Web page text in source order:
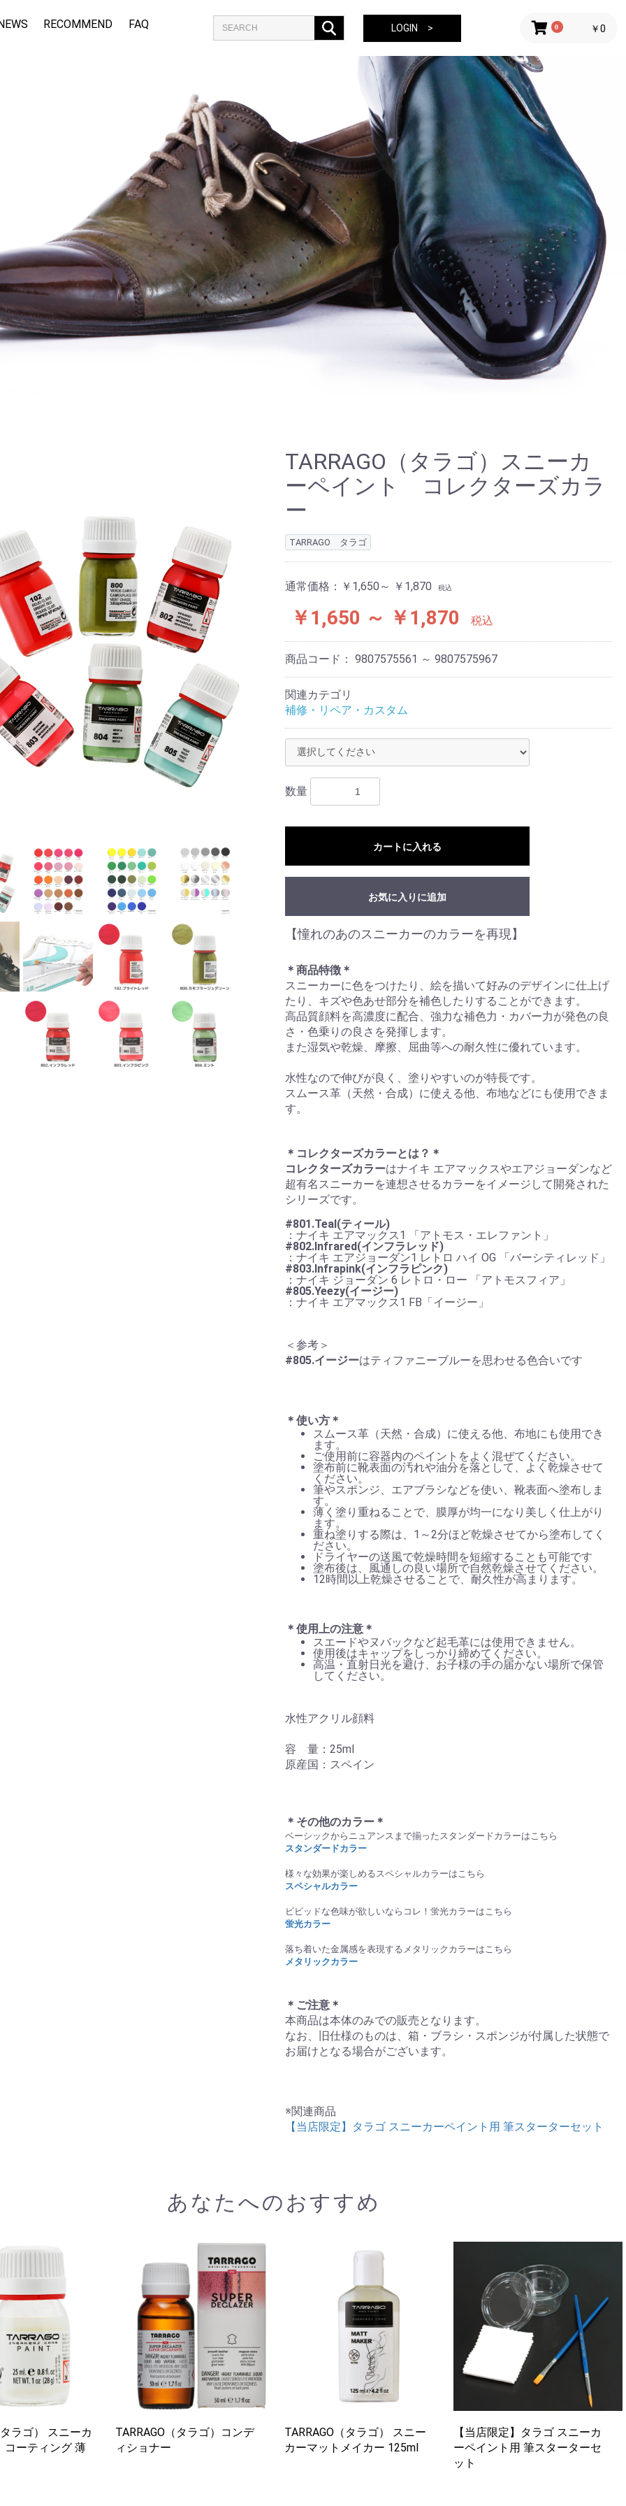
RECOMMEND FAQ LOGIN > 0 ￥0
TARRAGO（タラゴ）スニーカ
ーペイント コレクターズカラ
ー
TARRAGO タラゴ
通常価格： ￥1,650～ ￥1,870 税込
￥1,650 ～ ￥1,870 税込
商品コード： 9807575561 ～ 9807575967
関連カテゴリ
補修・リペア・カスタム
数量
カートに入れる
お気に入りに追加
【憧れのあのスニーカーのカラーを再現】
＊商品特徴＊
スニーカーに色をつけたり、絵を描いて好みのデザインに仕上げ
たり、キズや色あせ部分を補色したりすることができます。
高品質顔料を高濃度に配合、強力な補色力・カバー力が発色の良
さ・色乗りの良さを発揮します。
また湿気や乾燥、摩擦、屈曲等への耐久性に優れています。
水性なので伸びが良く、塗りやすいのが特長です。
スムース革（天然・合成）に使える他、布地などにも使用できま
す。
＊コレクターズカラーとは？＊
コレクターズカラーはナイキ エアマックスやエアジョーダンなど
超有名スニーカーを連想させるカラーをイメージして開発された
シリーズです。
#801.Teal(ティール)
：ナイキ エアマックス1 「アトモス・エレファント」
#802.Infrared(インフラレッド)
：ナイキ エアジョーダン1 レトロ ハイ OG 「バーシティレッド」
#803.Infrapink(インフラピンク)
：ナイキ ジョーダン 6 レトロ・ロー 「アトモスフィア」
#805.Yeezy(イージー)
：ナイキ エアマックス1 FB「イージー」
＜参考＞
#805.イージーはティファニーブルーを思わせる色合いです
＊使い方＊
スムース革（天然・合成）に使える他、布地にも使用でき
ます。
ご使用前に容器内のペイントをよく混ぜてください。
塗布前に靴表面の汚れや油分を落として、よく乾燥させて
ください。
筆やスポンジ、エアブラシなどを使い、靴表面へ塗布しま
す。
薄く塗り重ねることで、膜厚が均一になり美しく仕上がり
ます。
重ね塗りする際は、1～2分ほど乾燥させてから塗布してく
ださい。
ドライヤーの送風で乾燥時間を短縮することも可能です
塗布後は、風通しの良い場所で自然乾燥させてください。
12時間以上乾燥させることで、耐久性が高まります。
＊使用上の注意＊
スエードやヌバックなど起毛革には使用できません。
使用後はキャップをしっかり締めてください。
高温・直射日光を避け、お子様の手の届かない場所で保管
してください。
水性アクリル顔料
容 量：25ml
原産国：スペイン
＊その他のカラー＊
ベーシックからニュアンスまで揃ったスタンダードカラーはこちら
スタンダードカラー
様々な効果が楽しめるスペシャルカラーはこちら
スペシャルカラー
ビビッドな色味が欲しいならコレ！蛍光カラーはこちら
蛍光カラー
落ち着いた金属感を表現するメタリックカラーはこちら
メタリックカラー
＊ご注意＊
本商品は本体のみでの販売となります。
なお、旧仕様のものは、箱・ブラシ・スポンジが付属した状態で
お届けとなる場合がございます。
※関連商品
【当店限定】タラゴ スニーカーペイント用 筆スターターセット
あなたへのおすすめ
ラゴ） スニーカ
コーティング 薄
TARRAGO（タラゴ）コンデ
ィショナー
TARRAGO（タラゴ） スニー
カーマットメイカー 125ml
【当店限定】タラゴ スニーカ
ーペイント用 筆スターターセ
ット